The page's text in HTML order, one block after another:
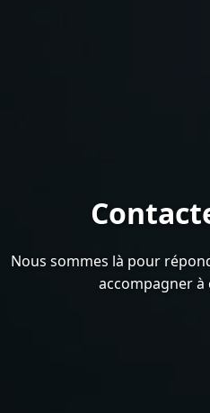
Nous sommes là pour
accompagner à